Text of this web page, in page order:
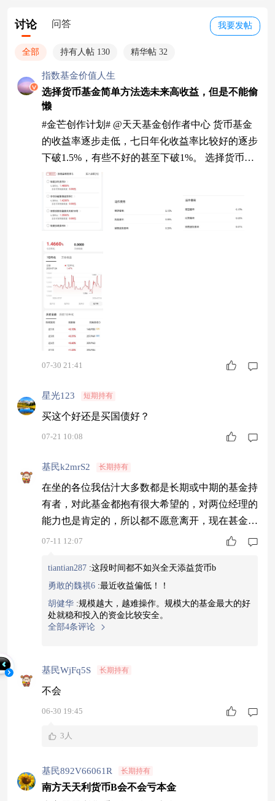
我要发帖
讨论 问答
全部 持有人帖 130 精华帖 32
指数基金价值人生
选择货币基金简单方法选未来高收益，但是不能偷
懒
#金芒创作计划# @天天基金创作者中心 货币基金
的收益率逐步走低，七日年化收益率比较好的逐步
下破1.5%，有些不好的甚至下破1%。 选择货币基
金最简单的方法是看看年管理费、托管费和销售
费，每年运作费用低的货币基金合计0.20%附近，
而每年运作费用高的货币基金合计都可以达到0.6
0%附近。 越是各类方便的平台，某某宝可以随时
存取，某某宝可以随时消费，概率上可能费率越
高。 每年吞噬0.20%至0.40
07-30 21:41
星光123 短期持有
买这个好还是买国债好？
07-21 10:08
基民k2mrS2 长期持有
在坐的各位我估汁大多数都是长期或中期的基金持
有者，对此基金都抱有很大希望的，对两位经理的
能力也是肯定的，所以都不愿意离开，现在甚金规
模有一千二百多亿元，怎么收益还这么低呢？有的
呀，问题出在哪里呢？
07-11 12:07
tiantian287 :这段时间都不如兴全天添益货币b
勇敢的魏祺6 :最近收益偏低！！
胡健华 :规模越大，越难操作。规模大的基金最大的好
处就稳和投入的资金比较安全。
全部4条评论
基民WjFq5S 长期持有
不会
06-30 19:45
3人
基民892V66061R 长期持有
南方天天利货币B会不会亏本金